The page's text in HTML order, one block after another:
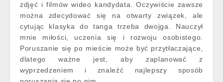
zdjęć i filmów wideo kandydata. Oczywiście zawsze
można zdecydować się na otwarty związek, ale
cytując klasyka do tanga trzeba dwojga. Nauczył
mnie miłości, uczenia się i rozwoju osobistego.
Poruszanie się po mieście może być przytłaczające,
dlatego ważne jest, aby zaplanować z
wyprzedzeniem i znaleźć najlepszy sposób